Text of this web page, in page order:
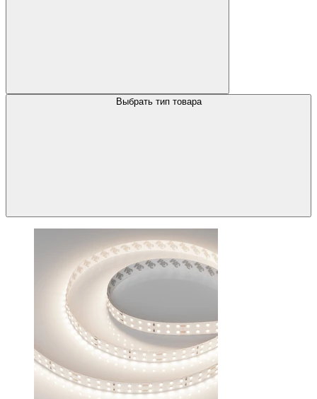
Выбрать тип товара